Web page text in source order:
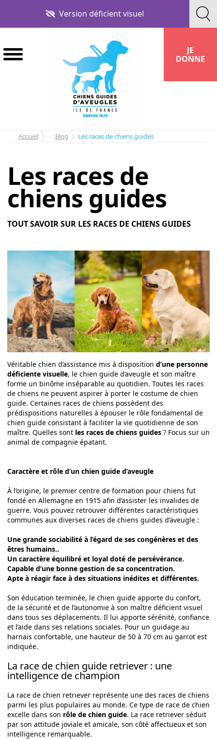
la
contenu
Version déficient visuel
JE
DONNE
Accueil Blog Les races de chiens guides
Les races de
chiens guides
TOUT SAVOIR SUR LES RACES DE CHIENS GUIDES
Véritable chien d’assistance mis à disposition d’une personne
déficiente visuelle, le chien guide d’aveugle et son maître
forme un binôme inséparable au quotidien. Toutes les races
de chiens ne peuvent aspirer à porter le costume de chien
guide. Certaines races de chiens possèdent des
prédispositions naturelles à épouser le rôle fondamental de
chien guide consistant à faciliter la vie quotidienne de son
maître. Quelles sont les races de chiens guides ? Focus sur un
animal de compagnie épatant.
Caractère et rôle d’un chien guide d’aveugle
À l’origine, le premier centre de formation pour chiens fut
fondé en Allemagne en 1915 afin d’assister les invalides de
guerre. Vous pouvez retrouver différentes caractéristiques
communes aux diverses races de chiens guides d’aveugle :
Une grande sociabilité à l’égard de ses congénères et des
êtres humains..
Un caractère équilibré et loyal doté de persévérance.
Capable d’une bonne gestion de sa concentration.
Apte à réagir face à des situations inédites et différentes.
Son éducation terminée, le chien guide apporte du confort,
de la sécurité et de l’autonomie à son maître déficient visuel
dans tous ses déplacements. Il lui apporte sérénité, confiance
et l’aide dans ses relations sociales. Pour un guidage au
harnais confortable, une hauteur de 50 à 70 cm au garrot est
indiquée.
La race de chien guide retriever : une
intelligence de champion
La race de chien retriever représente une des races de chiens
parmi les plus populaires au monde. Ce type de race de chien
excelle dans son rôle de chien guide. La race retriever séduit
par son attitude joviale et amicale, son côté affectueux et son
intelligence remarquable.